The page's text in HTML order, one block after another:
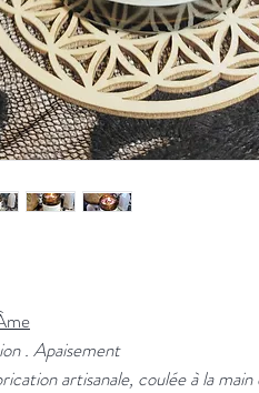
. Apaisement
artisanale, coulée à la main